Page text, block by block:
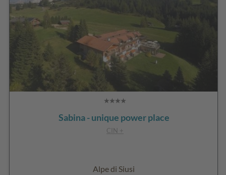
Sabina - unique power place
CIN +
Alpe di Siusi